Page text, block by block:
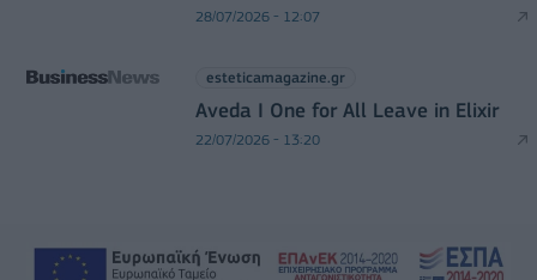
28/07/2026 - 12:07
esteticamagazine.gr
Aveda I One for All Leave in Elixir
22/07/2026 - 13:20